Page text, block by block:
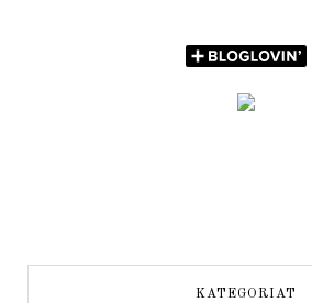
KATEGORIAT